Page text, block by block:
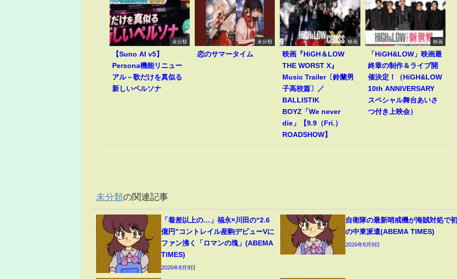
未分類
【Suno AI v5】
Persona機能リニュー
アル－歌だけを真似る
新しいペルソナ
未分類
恋のサマータイム
映画
映画『HiGH＆LOW
THE WORST X』
Music Trailer〔鈴蘭男
子高校篇〕／
BALLISTIK
BOYZ「We never
die」【9.9（Fri.）
ROADSHOW】
映画
「HiGH&LOW」映画最
終章の制作＆ライブ開
催決定！（HiGH&LOW
10th ANNIVERSARY
スペシャル舞台あいさ
つ付き上映会）
未分類の関連記事
「着差以上の…」福永×川田の“2.6
億円”コントレイル産駒デビューVに
ファン沸く「ロマンの塊」(ABEMA
TIMES)
2026年8月9日
自衛隊の最新哨戒機が海賊対処で初
の中東派遣(ABEMA TIMES)
2026年8月9日